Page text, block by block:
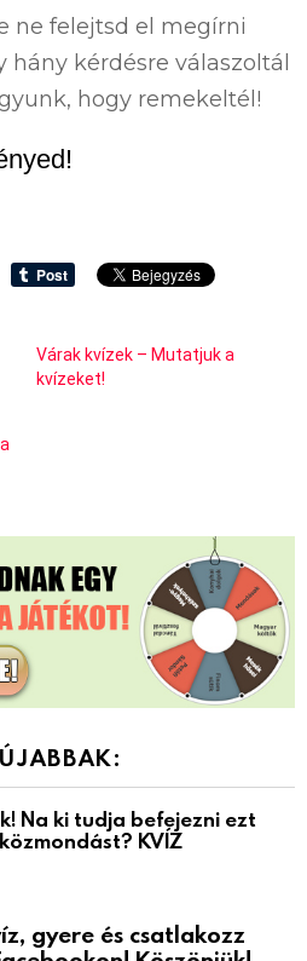
ne felejtsd el megírni
hány kérdésre válaszoltál
hogy remekeltél!
Várak kvízek – Mutatjuk a
kvízeket!
Na ki tudja befejezni ezt
KVÍZ
gyere és csatlakozz